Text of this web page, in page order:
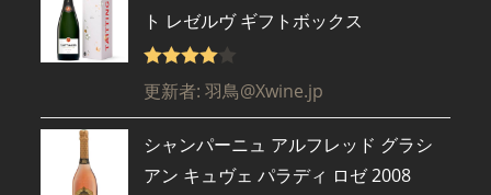
ト レゼルヴ ギフトボックス
5段階で
更新者: 羽鳥@Xwine.jp
シャンパーニュ アルフレッド グラシ
アン キュヴェ パラディ ロゼ 2008